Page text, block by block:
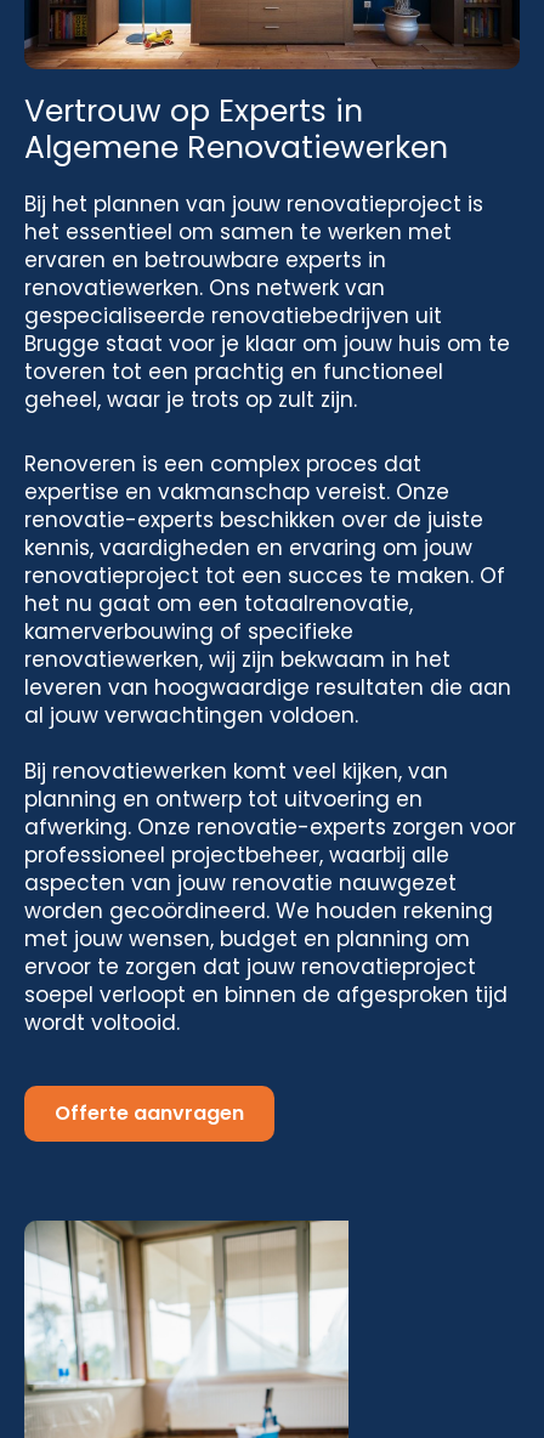
Vertrouw op Experts in
Algemene Renovatiewerken
Bij het plannen van jouw renovatieproject is
het essentieel om samen te werken met
ervaren en betrouwbare experts in
renovatiewerken. Ons netwerk van
gespecialiseerde renovatiebedrijven uit
Brugge staat voor je klaar om jouw huis om te
toveren tot een prachtig en functioneel
geheel, waar je trots op zult zijn.
Renoveren is een complex proces dat
expertise en vakmanschap vereist. Onze
renovatie-experts beschikken over de juiste
kennis, vaardigheden en ervaring om jouw
renovatieproject tot een succes te maken. Of
het nu gaat om een totaalrenovatie,
kamerverbouwing of specifieke
renovatiewerken, wij zijn bekwaam in het
leveren van hoogwaardige resultaten die aan
al jouw verwachtingen voldoen.
Bij renovatiewerken komt veel kijken, van
planning en ontwerp tot uitvoering en
afwerking. Onze renovatie-experts zorgen voor
professioneel projectbeheer, waarbij alle
aspecten van jouw renovatie nauwgezet
worden gecoördineerd. We houden rekening
met jouw wensen, budget en planning om
ervoor te zorgen dat jouw renovatieproject
soepel verloopt en binnen de afgesproken tijd
wordt voltooid.
Offerte aanvragen